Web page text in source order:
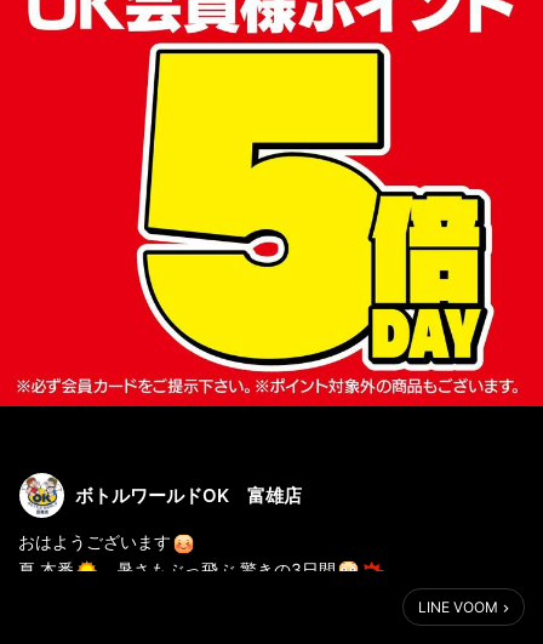
ボトルワールドOK 富雄店
おはようございます
夏 本番
暑さもぶっ飛ぶ 驚きの3日間
生鮮＆業務スーパーボトルワールドOKとフレッシュマートOKest
LINE VOOM